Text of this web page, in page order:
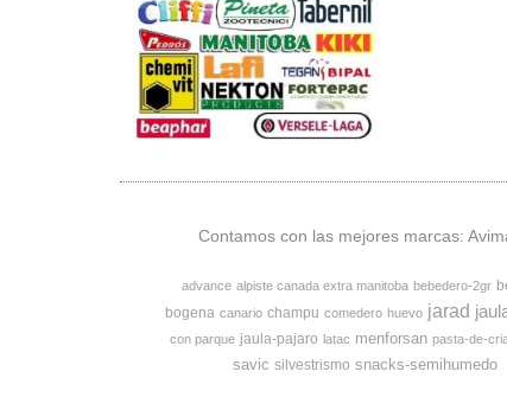
Contamos con las mejores marcas:
advance alpiste canada extra manitoba bebedero-2gr
bogena canario champu comedero huevo jarad
con parque jaula-pajaro latac menforsan pasta-de-
savic silvestrismo snacks-semihumedo